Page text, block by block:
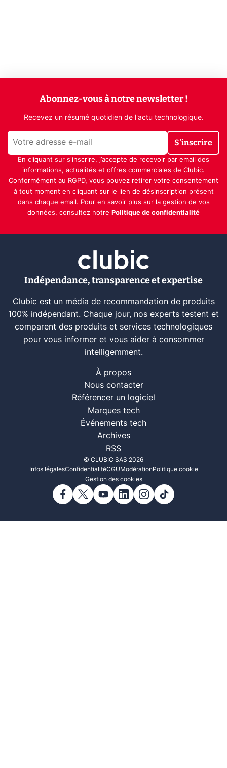
Abonnez-vous à notre newsletter !
Recevez un résumé quotidien de l'actu technologique.
S'inscrire
En cliquant sur s'inscrire, j’accepte de recevoir par email des
informations, actualités et offres commerciales de Clubic.
Conformément au RGPD, vous pouvez retirer votre consentement
à tout moment en cliquant sur le lien de désinscription présent
dans chaque email. Pour en savoir plus sur la gestion de vos
données, consultez notre Politique de confidentialité
Indépendance, transparence et expertise
Clubic est un média de recommandation de produits
100% indépendant. Chaque jour, nos experts testent et
comparent des produits et services technologiques
pour vous informer et vous aider à consommer
intelligemment.
À propos
Nous contacter
Référencer un logiciel
Marques tech
Événements tech
Archives
RSS
© CLUBIC SAS 2026
Infos légalesConfidentialitéCGUModérationPolitique cookie
Gestion des cookies